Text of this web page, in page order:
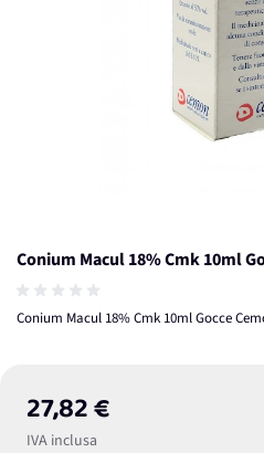
Conium Macul 18% Cmk 10ml
Conium Macul 18% Cmk 10ml Gocce
27,82 €
IVA inclusa